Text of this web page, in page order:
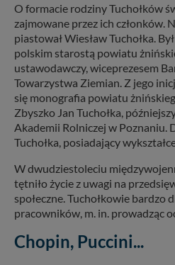
O formacie rodziny Tuchołków
zajmowane przez ich członków.
piastował Wiesław Tuchołka.
polskim starostą powiatu
ustawodawczy, wiceprezesem
Towarzystwa Ziemian. Z jego
się monografia powiatu
Zbyszko Jan Tuchołka,
Akademii Rolniczej w Poznaniu.
Tuchołka, posiadający
W dwudziestoleciu
tętniło życie z uwagi na
społeczne. Tuchołkowie bardzo
pracowników, m. in. prowadząc
Chopin, Puccini...